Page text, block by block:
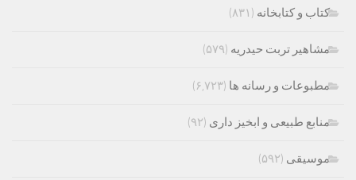
کتاب و کتابخانه (۸۳۱)
مشاهیر تربت حیدریه (۵۷۹)
مطبوعات و رسانه ها (۶,۷۲۳)
منابع طبیعی و ابخیز داری (۹۲)
موسیقی (۵۹۲)